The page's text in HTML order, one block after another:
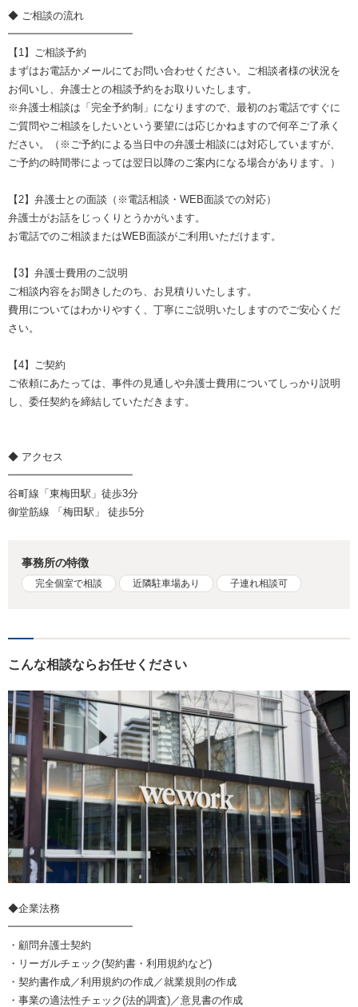
◆ ご相談の流れ
━━━━━━━━━━━━
【1】ご相談予約
まずはお電話かメールにてお問い合わせください。ご相談者様の状況を
お伺いし、弁護士との相談予約をお取りいたします。
※弁護士相談は「完全予約制」になりますので、最初のお電話ですぐに
ご質問やご相談をしたいという要望には応じかねますので何卒ご了承く
ださい。（※ご予約による当日中の弁護士相談には対応していますが、
ご予約の時間帯によっては翌日以降のご案内になる場合があります。）
【2】弁護士との面談（※電話相談・WEB面談での対応）
弁護士がお話をじっくりとうかがいます。
お電話でのご相談またはWEB面談がご利用いただけます。
【3】弁護士費用のご説明
ご相談内容をお聞きしたのち、お見積りいたします。
費用についてはわかりやすく、丁寧にご説明いたしますのでご安心くだ
さい。
【4】ご契約
ご依頼にあたっては、事件の見通しや弁護士費用についてしっかり説明
し、委任契約を締結していただきます。
◆ アクセス
━━━━━━━━━━━━
谷町線「東梅田駅」徒歩3分
御堂筋線 「梅田駅」 徒歩5分
事務所の特徴
完全個室で相談 近隣駐車場あり 子連れ相談可
こんな相談ならお任せください
◆企業法務
━━━━━━━━━━━━
・顧問弁護士契約
・リーガルチェック(契約書・利用規約など)
・契約書作成／利用規約の作成／就業規則の作成
・事業の適法性チェック(法的調査)／意見書の作成